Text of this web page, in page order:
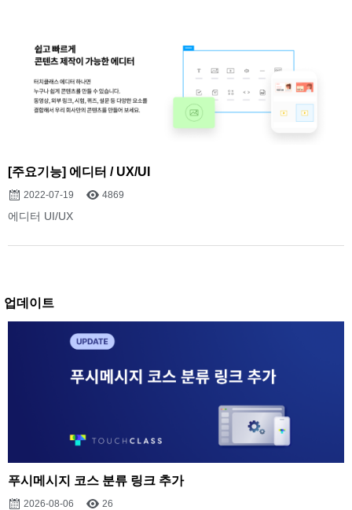
[주요기능] 에디터 / UX/UI
2022-07-19 4869
에디터 UI/UX
업데이트
푸시메시지 코스 분류 링크 추가
2026-08-06 26